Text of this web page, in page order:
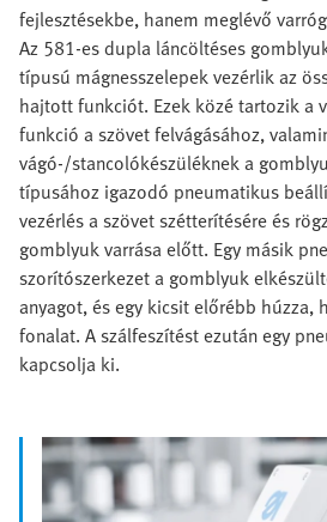
fejlesztésekbe, hanem meglévő
Az 581-es dupla láncöltéses
típusú mágnesszelepek vezérlik az
hajtott funkciót. Ezek közé tartozik a
funkció a szövet felvágásához,
vágó-/stancolókészüléknek a
típusához igazodó pneumatikus
vezérlés a szövet szétterítésére és
gomblyuk varrása előtt. Egy másik
szorítószerkezet a gomblyuk
anyagot, és egy kicsit előrébb húzza,
fonalat. A szálfeszítést ezután egy
kapcsolja ki.